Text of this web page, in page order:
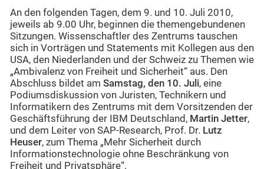
An den folgenden Tagen, dem 9. und 10. Juli 2010,
jeweils ab 9.00 Uhr, beginnen die themengebundenen
Sitzungen. Wissenschaftler des Zentrums tauschen
sich in Vorträgen und Statements mit Kollegen aus den
USA, den Niederlanden und der Schweiz zu Themen wie
„Ambivalenz von Freiheit und Sicherheit“ aus. Den
Abschluss bildet am Samstag, den 10. Juli, eine
Podiumsdiskussion von Juristen, Technikern und
Informatikern des Zentrums mit dem Vorsitzenden der
Geschäftsführung der IBM Deutschland, Martin Jetter,
und dem Leiter von SAP-Research, Prof. Dr. Lutz
Heuser, zum Thema „Mehr Sicherheit durch
Informationstechnologie ohne Beschränkung von
Freiheit und Privatsphäre“.